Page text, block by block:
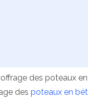
des poteaux
des poteaux en